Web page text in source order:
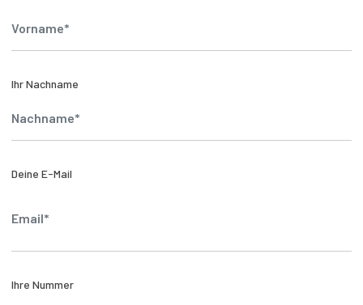
Ihr Nachname
Deine E-Mail
Ihre Nummer